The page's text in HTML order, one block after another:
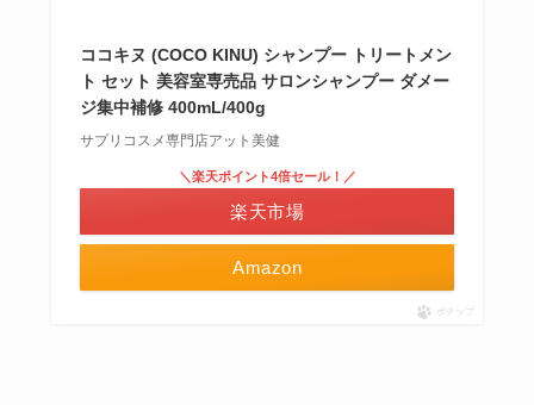
ココキヌ (COCO KINU) シャンプー トリートメン
ト セット 美容室専売品 サロンシャンプー ダメー
ジ集中補修 400mL/400g
サプリコスメ専門店アット美健
Amazon
＼楽天ポイント4倍セール！／
楽天市場
ポチップ